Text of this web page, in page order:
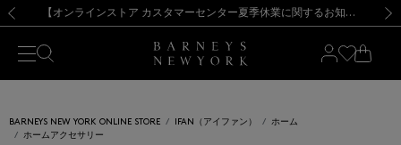
新規登録のお客様も対象！＜MY BARNEYS＞会員のお客様は11,000円（税込）以上のお買上げで常時送料無料！お買い物の際は会員登録を！
【夏季休業に伴う出荷一時停止のお知らせ】(2026.8.7) 【オンラインストア カスタマーセンター夏季休業に関するお知らせ】（2026.8.7）
【夏季休業に伴う返品・交換承り一時停止のお知らせ】（2026.8.5）
熊本県を中心とした地震の影響によるお荷物のお届けについて
【開催中】SUMMER SALEのご案内・ご注意事項 新規登録のお客様も対象！＜MY BARNEYS＞会員のお客様は11,000円（税込）以上のお買上げで常時送料無料！お買い物の際は会員登録を！
【夏季休業に伴う出荷一時停止のお知らせ】(2026.8.7)
BARNEYS NEW YORK ONLINE STORE IFAN（アイファン）
ホーム
ホームアクセサリー